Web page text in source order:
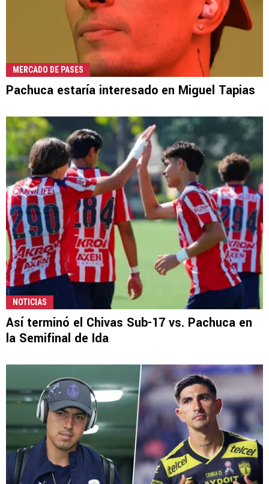
MERCADO DE PASES
Pachuca estaría interesado en Miguel Tapias
NOTICIAS
Así terminó el Chivas Sub-17 vs. Pachuca en
la Semifinal de Ida